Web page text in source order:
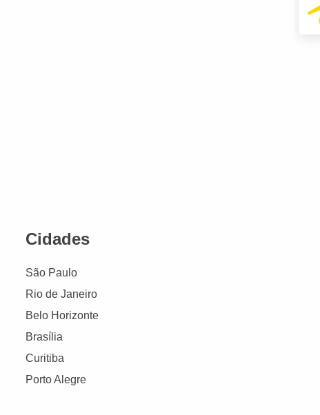
Cidades
São Paulo
Rio de Janeiro
Belo Horizonte
Brasília
Curitiba
Porto Alegre